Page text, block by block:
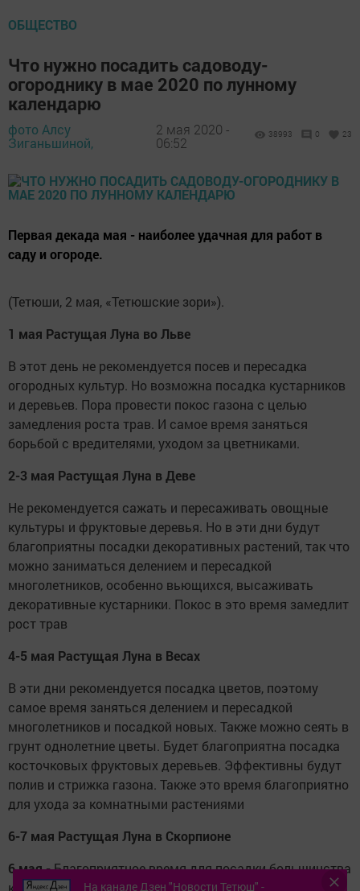
ОБЩЕСТВО
Что нужно посадить садоводу-
огороднику в мае 2020 по лунному
календарю
фото Алсу
Зиганьшиной,
2 мая 2020 -
06:52
38993 0 23
Первая декада мая - наиболее удачная для работ в
саду и огороде.
(Тетюши, 2 мая, «Тетюшские зори»).
1 мая Растущая Луна во Льве
В этот день не рекомендуется посев и пересадка
огородных культур. Но возможна посадка кустарников
и деревьев. Пора провести покос газона с целью
замедления роста трав. И самое время заняться
борьбой с вредителями, уходом за цветниками.
2-3 мая Растущая Луна в Деве
Не рекомендуется сажать и пересаживать овощные
культуры и фруктовые деревья. Но в эти дни будут
благоприятны посадки декоративных растений, так что
можно заниматься делением и пересадкой
многолетников, особенно вьющихся, высаживать
декоративные кустарники. Покос в это время замедлит
рост трав
4-5 мая Растущая Луна в Весах
В эти дни рекомендуется посадка цветов, поэтому
самое время заняться делением и пересадкой
многолетников и посадкой новых. Также можно сеять в
грунт однолетние цветы. Будет благоприятна посадка
косточковых фруктовых деревьев. Эффективны будут
полив и стрижка газона. Также это время благоприятно
для ухода за комнатными растениями
6-7 мая Растущая Луна в Скорпионе
6 мая -Благоприятное время для посадки большинства
культур:капусты, помидоров, огурцов, перца,
На канале Дзен "Новости Тетюш" -